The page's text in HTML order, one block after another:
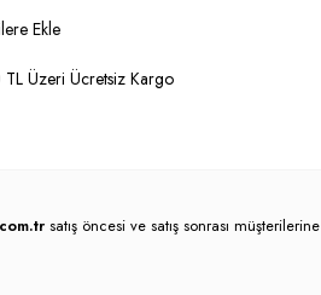
Ekle
Üzeri Ücretsiz Kargo
satış öncesi ve satış sonrası müşterilerine